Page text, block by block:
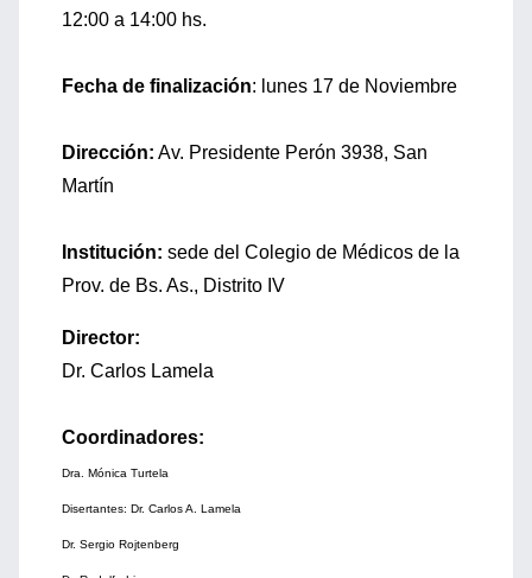
12:00 a 14:00 hs.
Fecha de finalización: lunes 17 de Noviembre
Dirección: Av. Presidente Perón 3938, San
Martín
Institución: sede del Colegio de Médicos de la
Prov. de Bs. As., Distrito IV
Director:
Dr. Carlos Lamela
Coordinadores:
Dra. Mónica Turtela
Disertantes: Dr. Carlos A. Lamela
Dr. Sergio Rojtenberg